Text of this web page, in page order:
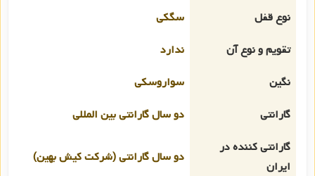
نوع قفل
سگکی
تقویم و نوع آن
ندارد
نگین
سواروسکی
گارانتی
دو سال گارانتی بین المللی
گارانتی کننده در
ایران
دو سال گارانتی (شرکت کیش بهین)